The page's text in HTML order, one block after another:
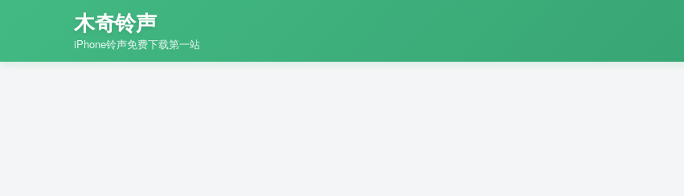
木奇铃声
iPhone铃声免费下载第一站